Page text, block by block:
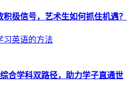
极信号，艺术生如何抓住机遇？
合学科双路径，助力学子直通世